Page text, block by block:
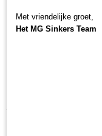
MG
Reserve PVA Mesh 25mm
Met vriendelijke groet,
Het MG Sinkers Team